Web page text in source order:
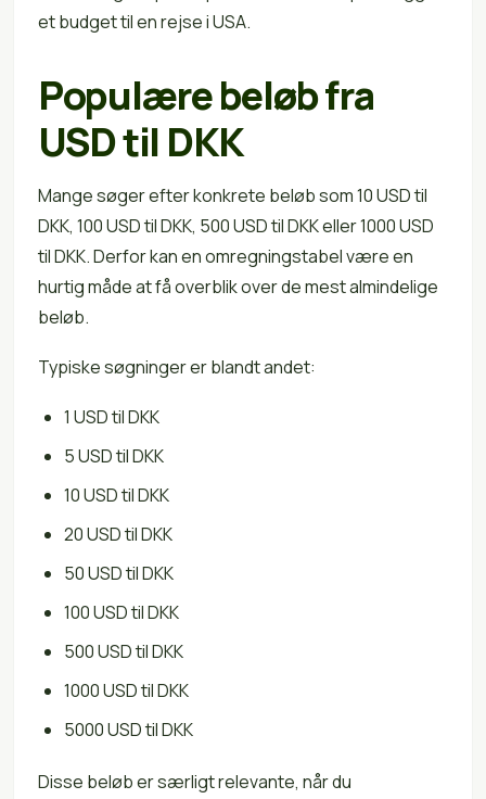
et budget til en rejse i USA.
Populære beløb fra
USD til DKK
Mange søger efter konkrete beløb som 10 USD til
DKK, 100 USD til DKK, 500 USD til DKK eller 1000 USD
til DKK. Derfor kan en omregningstabel være en
hurtig måde at få overblik over de mest almindelige
beløb.
Typiske søgninger er blandt andet:
1 USD til DKK
5 USD til DKK
10 USD til DKK
20 USD til DKK
50 USD til DKK
100 USD til DKK
500 USD til DKK
1000 USD til DKK
5000 USD til DKK
Disse beløb er særligt relevante, når du